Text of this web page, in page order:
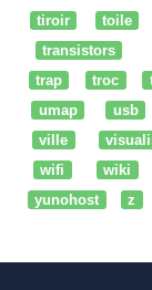
tiroir
toile
transistors
trap
troc
umap
usb
ville
wifi
wiki
yunohost
z